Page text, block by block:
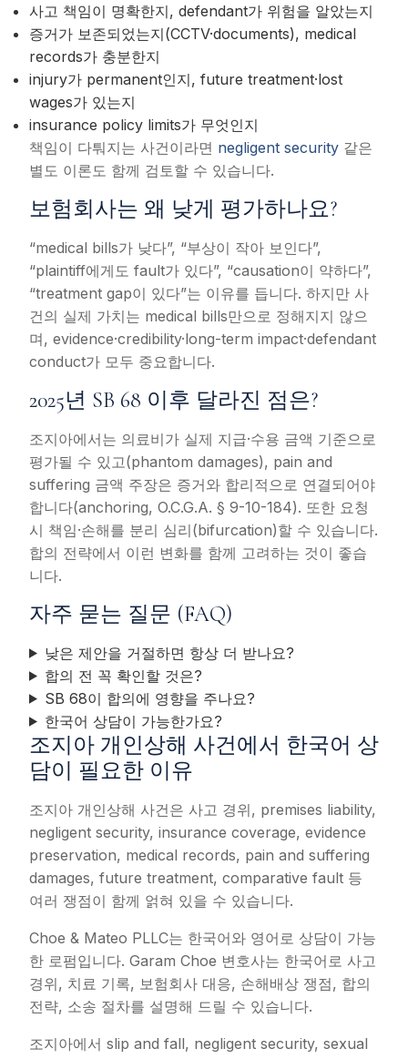
사고 책임이 명확한지, defendant가 위험을 알았는지
증거가 보존되었는지(CCTV·documents), medical
records가 충분한지
injury가 permanent인지, future treatment·lost
wages가 있는지
insurance policy limits가 무엇인지
책임이 다퉈지는 사건이라면 negligent security 같은
별도 이론도 함께 검토할 수 있습니다.
보험회사는 왜 낮게 평가하나요?
“medical bills가 낮다”, “부상이 작아 보인다”,
“plaintiff에게도 fault가 있다”, “causation이 약하다”,
“treatment gap이 있다”는 이유를 듭니다. 하지만 사
건의 실제 가치는 medical bills만으로 정해지지 않으
며, evidence·credibility·long-term impact·defendant
conduct가 모두 중요합니다.
2025년 SB 68 이후 달라진 점은?
조지아에서는 의료비가 실제 지급·수용 금액 기준으로
평가될 수 있고(phantom damages), pain and
suffering 금액 주장은 증거와 합리적으로 연결되어야
합니다(anchoring, O.C.G.A. § 9-10-184). 또한 요청
시 책임·손해를 분리 심리(bifurcation)할 수 있습니다.
합의 전략에서 이런 변화를 함께 고려하는 것이 좋습
니다.
자주 묻는 질문 (FAQ)
낮은 제안을 거절하면 항상 더 받나요?
합의 전 꼭 확인할 것은?
SB 68이 합의에 영향을 주나요?
한국어 상담이 가능한가요?
조지아 개인상해 사건에서 한국어 상
담이 필요한 이유
조지아 개인상해 사건은 사고 경위, premises liability,
negligent security, insurance coverage, evidence
preservation, medical records, pain and suffering
damages, future treatment, comparative fault 등
여러 쟁점이 함께 얽혀 있을 수 있습니다.
Choe & Mateo PLLC는 한국어와 영어로 상담이 가능
한 로펌입니다. Garam Choe 변호사는 한국어로 사고
경위, 치료 기록, 보험회사 대응, 손해배상 쟁점, 합의
전략, 소송 절차를 설명해 드릴 수 있습니다.
조지아에서 slip and fall, negligent security, sexual